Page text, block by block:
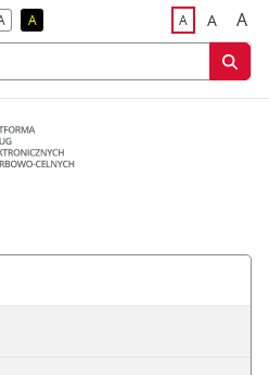
kontrast domyślny
Akontrast żółty tekst na czarnym tle
Adomyślna
A A